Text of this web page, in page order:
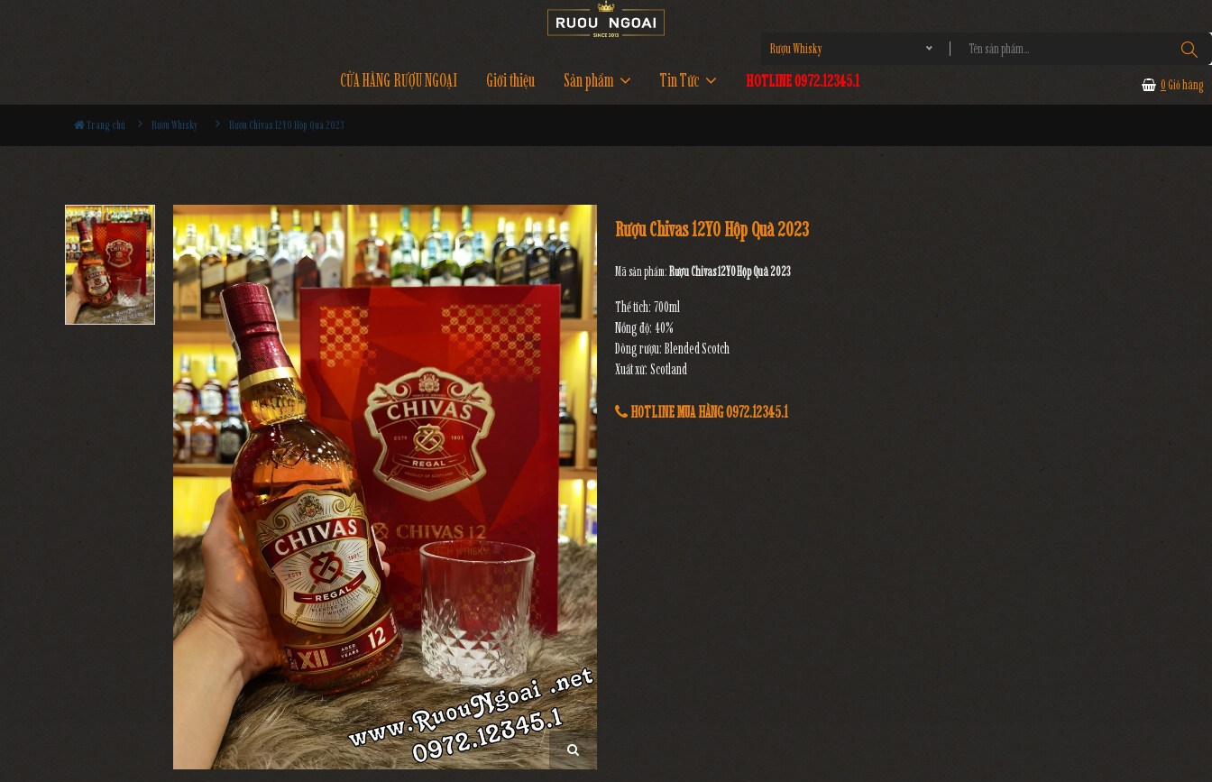
Rượu Whisky
CỬA HÀNG RƯỢU NGOẠI Giới thiệu Sản phẩm Tin Tức HOTLINE 0972.12345.1 0 Giỏ hàng
Trang chủ Rượu Whisky Rượu Chivas 12YO Hộp Quà 2023
Rượu Chivas 12YO Hộp Quà 2023
Mã sản phẩm:Rượu Chivas 12YO Hộp Quà 2023
Thể tích: 700ml
Nồng độ: 40%
Dòng rượu: Blended Scotch
Xuất xứ: Scotland
HOTLINE MUA HÀNG 0972.12345.1